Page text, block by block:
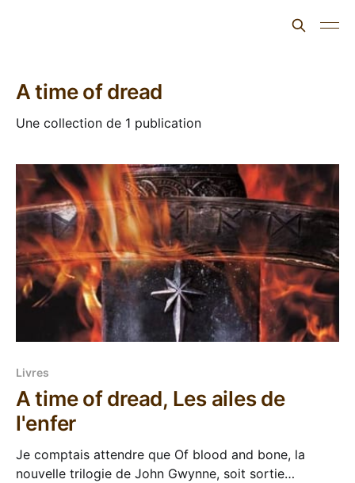
A time of dread
Une collection de 1 publication
Livres
A time of dread, Les ailes de
l'enfer
Je comptais attendre que Of blood and bone, la
nouvelle trilogie de John Gwynne, soit sortie